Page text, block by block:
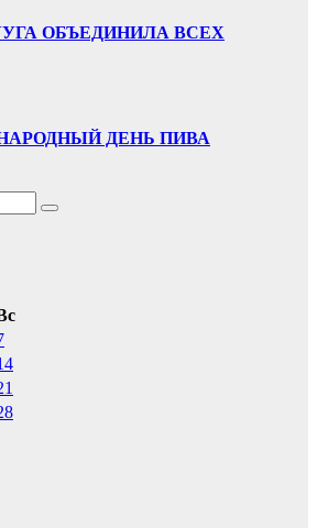
ОБЪЕДИНИЛА ВСЕХ
ДЕНЬ ПИВА